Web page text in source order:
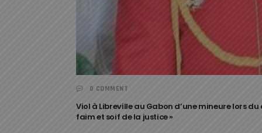
0 COMMENT
Viol à Libreville au Gabon d’une mineure lors
faim et soif de la justice »